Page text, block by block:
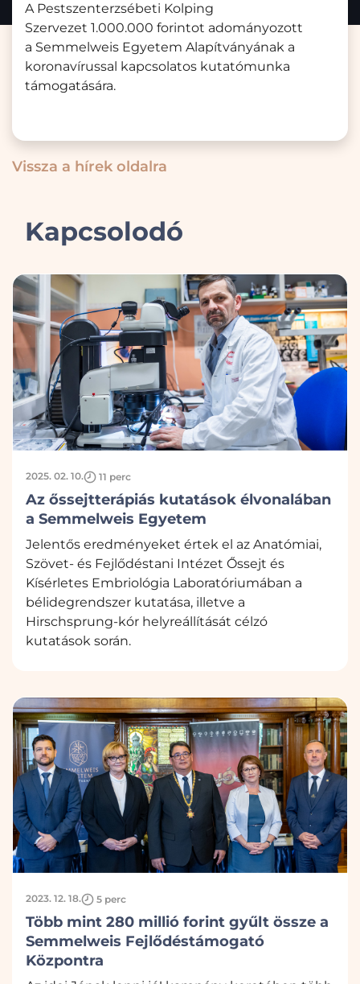
A Pestszenterzsébeti Kolping
Szervezet 1.000.000 forintot adományozott
a Semmelweis Egyetem Alapítványának a
koronavírussal kapcsolatos kutatómunka
támogatására.
Vissza a hírek oldalra
Kapcsolodó
2025. 02. 10. 11 perc
Az őssejtterápiás kutatások élvonalában
a Semmelweis Egyetem
Jelentős eredményeket értek el az Anatómiai,
Szövet- és Fejlődéstani Intézet Őssejt és
Kísérletes Embriológia Laboratóriumában a
bélidegrendszer kutatása, illetve a
Hirschsprung-kór helyreállítását célzó
kutatások során.
2023. 12. 18. 5 perc
Több mint 280 millió forint gyűlt össze a
Semmelweis Fejlődéstámogató
Központra